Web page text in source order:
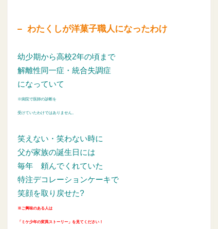
わたくしが洋菓子職人になったわけ
幼少期から高校2年の頃まで
解離性同一症・統合失調症
になっていて
※病院で医師の診断を
受けていたわけではありません。
笑えない・笑わない時に
父が家族の誕生日には
毎年 頼んでくれていた
特注デコレーションケーキで
笑顔を取り戻せた?
※ご興味のある人は
「ミケ少年の変異ストーリー」を見てください！